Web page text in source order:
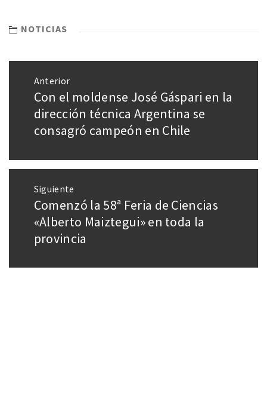
NOTICIAS
Anterior
Con el moldense José Gáspari en la
dirección técnica Argentina se
consagró campeón en Chile
Siguiente
Comenzó la 58ª Feria de Ciencias
«Alberto Maiztegui» en toda la
provincia